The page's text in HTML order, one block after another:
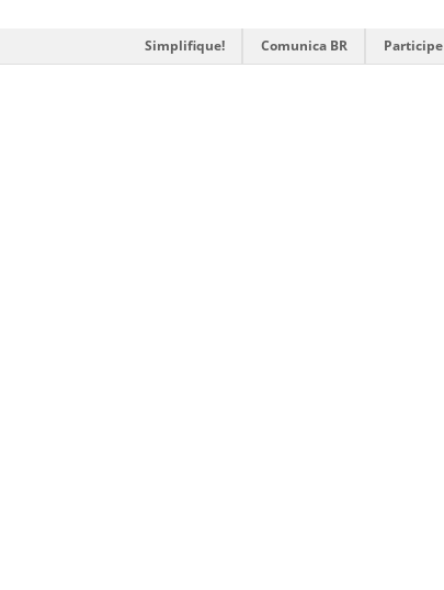
Simplifique! Comunica BR Participe